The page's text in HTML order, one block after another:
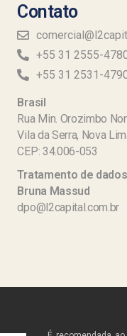
Contato
+55 31 2555-
+55 31 2531-
Brasil
Rua Min. Orozimbo
Vila da Serra, Nova
CEP: 34.006-053
Tratamento de dados
Bruna Massud
dpo@l2capital.com.br